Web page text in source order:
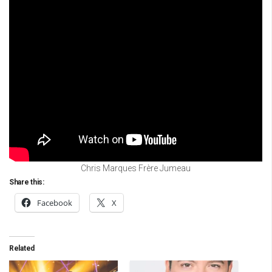
Chris Marques Frère Jumeau
Share this:
Facebook X
Related